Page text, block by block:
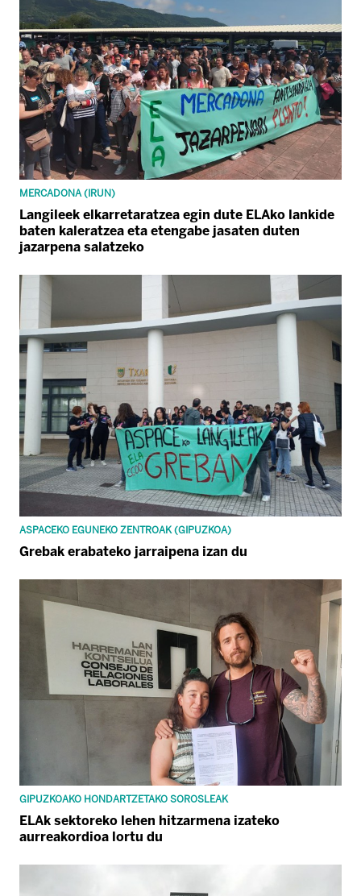
MERCADONA (IRUN)
Langileek elkarretaratzea egin dute ELAko lankide
baten kaleratzea eta etengabe jasaten duten
jazarpena salatzeko
ASPACEKO EGUNEKO ZENTROAK (GIPUZKOA)
Grebak erabateko jarraipena izan du
GIPUZKOAKO HONDARTZETAKO SOROSLEAK
ELAk sektoreko lehen hitzarmena izateko
aurreakordioa lortu du